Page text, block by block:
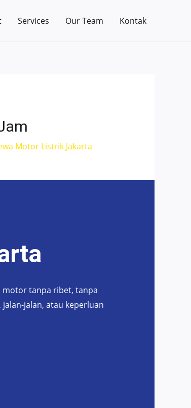
Services Our Team Kontak
Motor Listrik Jakarta
motor tanpa ribet, tanpa
jalan, atau keperluan